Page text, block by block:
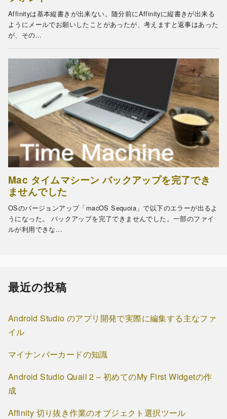
最近の投稿
Android Studio のアプリ開発で実際に編集する主なファ
イル
マイナンバーカードの知識
Android Studio Quail 2 – 初めてのMy First Widgetの作
成
Affinity 切り抜き作業のオブジェクト選択ツール